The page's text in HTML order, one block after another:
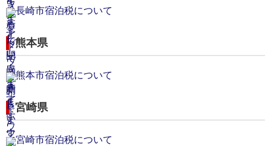
長崎市宿泊税について
熊本県
熊本市宿泊税について
宮崎県
宮崎市宿泊税について